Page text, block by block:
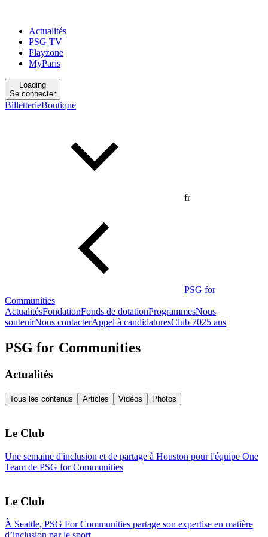
Actualités
PSG TV
Playzone
MyParis
Loading
Se connecter
BilletterieBoutique
fr
PSG for
Communities
ActualitésFondationFonds de dotationProgrammesNous
soutenirNous contacterAppel à candidaturesClub 7025 ans
PSG for Communities
Actualités
Tous les contenus Articles Vidéos Photos
Le Club
Une semaine d'inclusion et de partage à Houston pour l'équipe One
Team de PSG for Communities
Le Club
À Seattle, PSG For Communities partage son expertise en matière